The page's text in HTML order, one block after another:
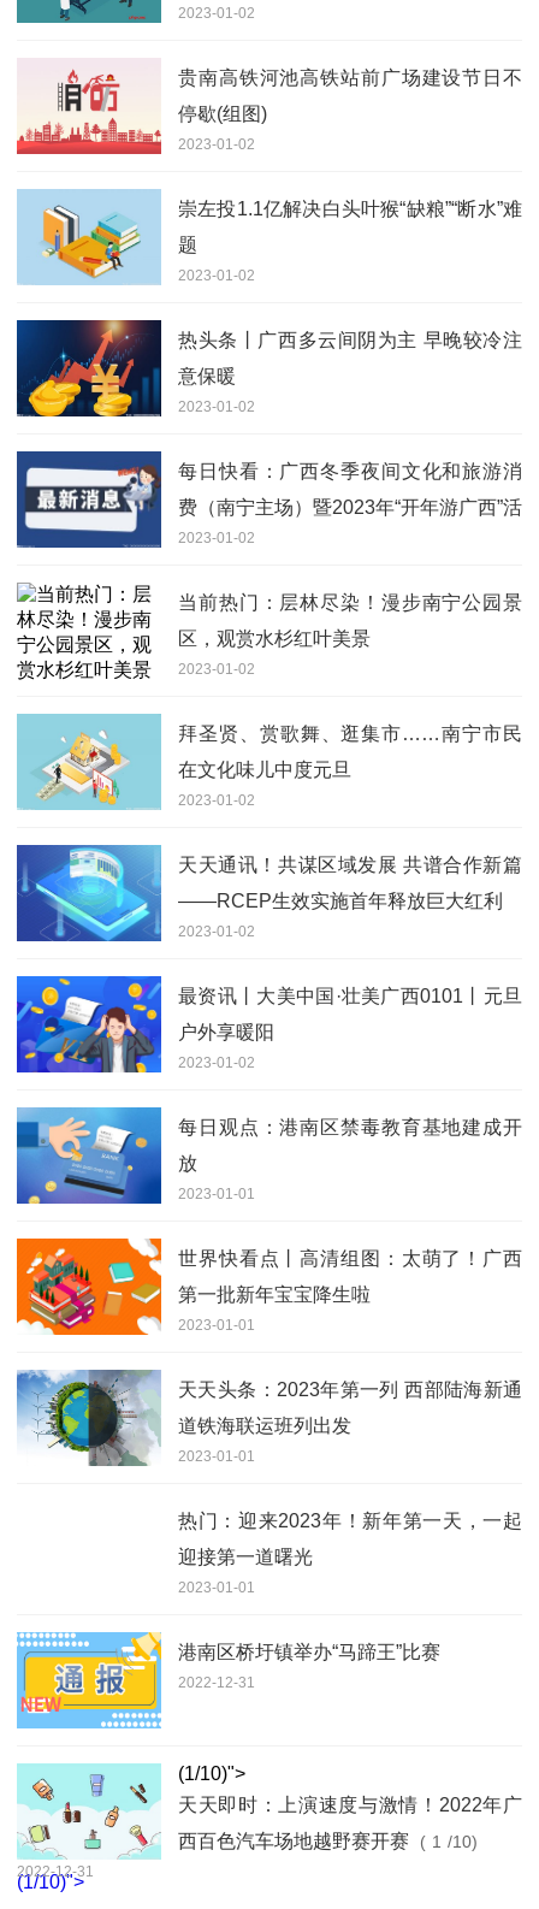
2023-01-02
贵南高铁河池高铁站前广场建设节日不
停歇(组图)
2023-01-02
崇左投1.1亿解决白头叶猴“缺粮”“断水”难
题
2023-01-02
热头条丨广西多云间阴为主 早晚较冷注
意保暖
2023-01-02
每日快看：广西冬季夜间文化和旅游消
费（南宁主场）暨2023年“开年游广西”活
动启动
2023-01-02
当前热门：层林尽染！漫步南宁公园景
区，观赏水杉红叶美景
2023-01-02
拜圣贤、赏歌舞、逛集市……南宁市民
在文化味儿中度元旦
2023-01-02
天天通讯！共谋区域发展 共谱合作新篇
——RCEP生效实施首年释放巨大红利
2023-01-02
最资讯丨大美中国·壮美广西0101丨元旦
户外享暖阳
2023-01-02
每日观点：港南区禁毒教育基地建成开
放
2023-01-01
世界快看点丨高清组图：太萌了！广西
第一批新年宝宝降生啦
2023-01-01
天天头条：2023年第一列 西部陆海新通
道铁海联运班列出发
2023-01-01
热门：迎来2023年！新年第一天，一起
迎接第一道曙光
2023-01-01
港南区桥圩镇举办“马蹄王”比赛
2022-12-31
(1/10)">
天天即时：上演速度与激情！2022年广
西百色汽车场地越野赛开赛
( 1 /10)
2022-12-31
(1/10)">